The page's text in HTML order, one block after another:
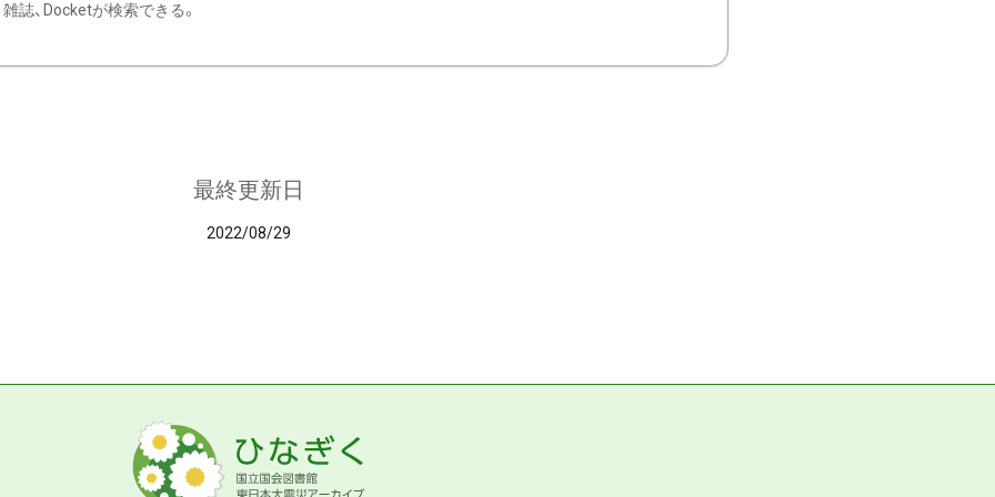
雑誌、Docketが検索できる。
最終更新日
2022/08/29